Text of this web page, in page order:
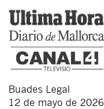
Buades Legal
12 de mayo de 2026